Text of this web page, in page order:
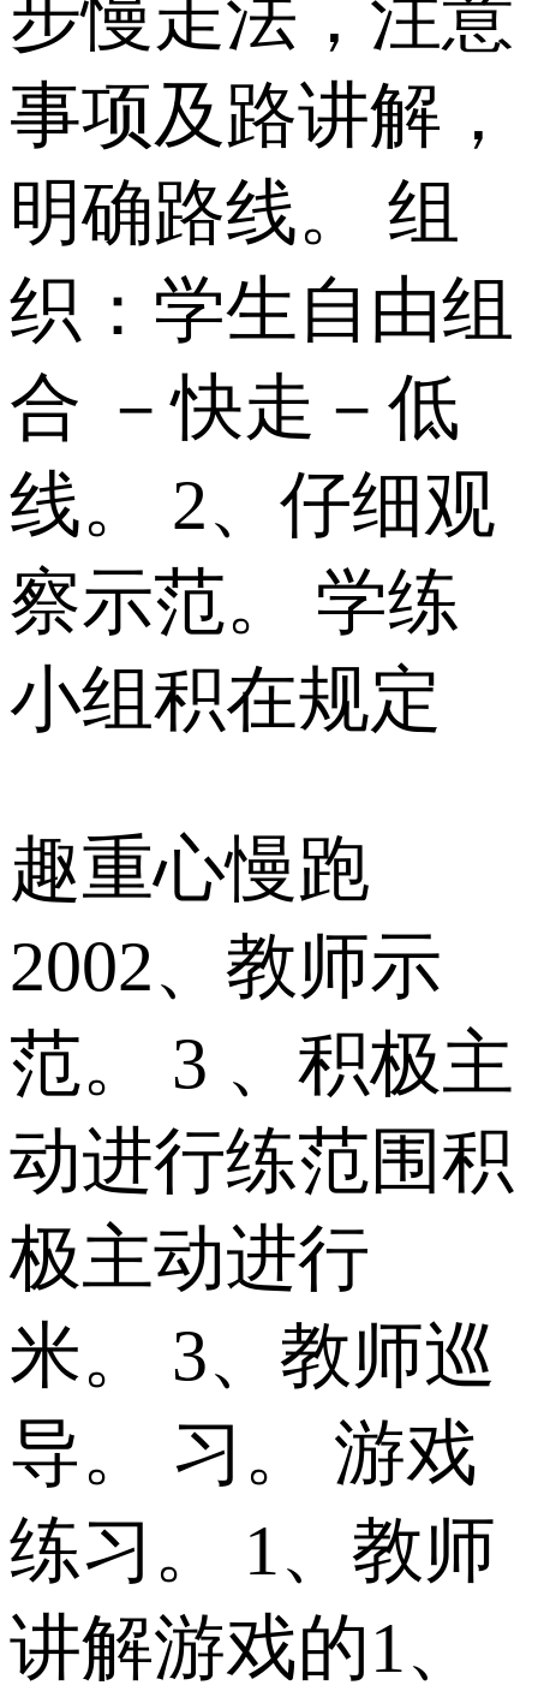
步慢走法，注意
事项及路讲解，
明确路线。 组
织：学生自由组
合 －快走－低
线。 2、仔细观
察示范。 学练
小组积在规定
趣重心慢跑
2002、教师示
范。 3 、积极主
动进行练范围积
极主动进行
米。 3、教师巡
导。 习。 游戏
练习。 1、教师
讲解游戏的1、